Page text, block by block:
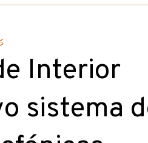
Interior
sistema